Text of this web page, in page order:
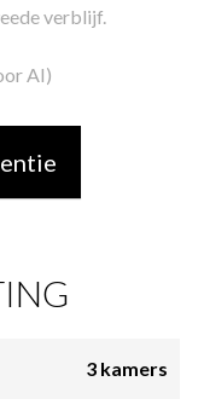
verblijf.
AI)
3 kamers